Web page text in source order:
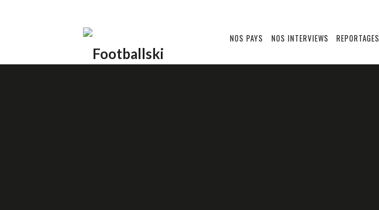
Footballski NOS PAYS NOS INTERVIEWS REPORTAGES